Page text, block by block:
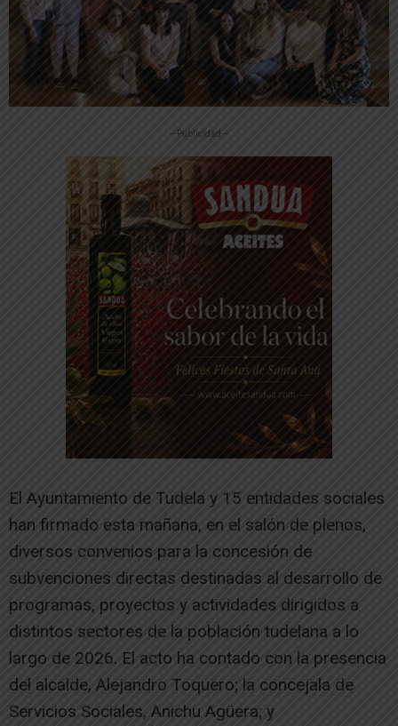
-- Publicidad --
El Ayuntamiento de Tudela y 15 entidades sociales
han firmado esta mañana, en el salón de plenos,
diversos convenios para la concesión de
subvenciones directas destinadas al desarrollo de
programas, proyectos y actividades dirigidos a
distintos sectores de la población tudelana a lo
largo de 2026. El acto ha contado con la presencia
del alcalde, Alejandro Toquero; la concejala de
Servicios Sociales, Anichu Agüera; y